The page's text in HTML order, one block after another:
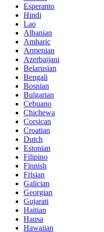
Esperanto
Hindi
Lao
Albanian
Amharic
Armenian
Azerbaijani
Belarusian
Bengali
Bosnian
Bulgarian
Cebuano
Chichewa
Corsican
Croatian
Dutch
Estonian
Filipino
Finnish
Frisian
Galician
Georgian
Gujarati
Haitian
Hausa
Hawaiian